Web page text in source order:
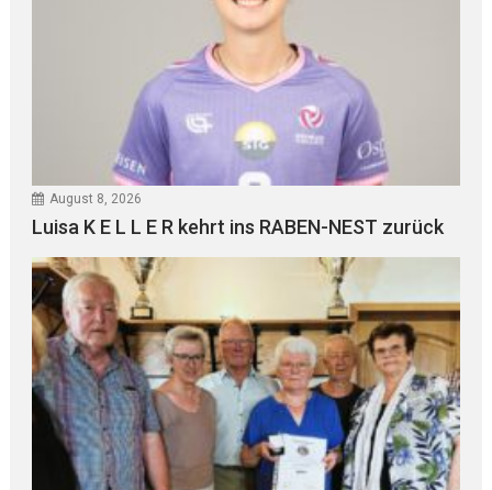
August 8, 2026
Luisa K E L L E R kehrt ins RABEN-NEST zurück